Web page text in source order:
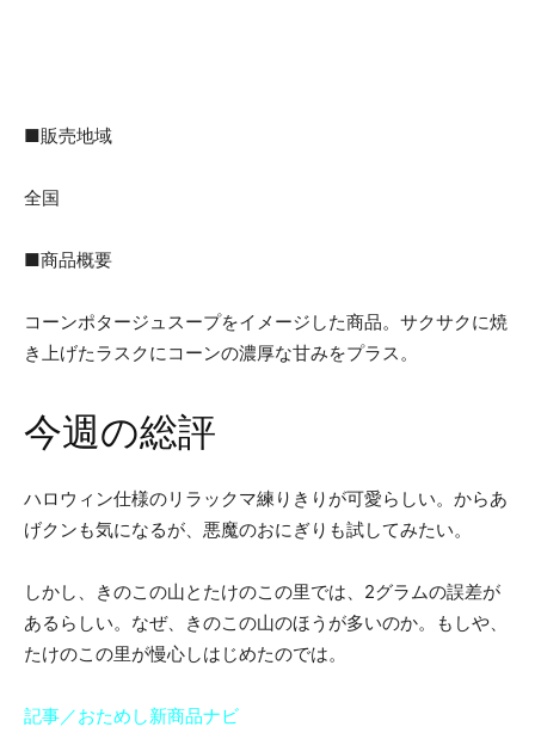
■販売地域
全国
■商品概要
コーンポタージュスープをイメージした商品。サクサクに焼
き上げたラスクにコーンの濃厚な甘みをプラス。
今週の総評
ハロウィン仕様のリラックマ練りきりが可愛らしい。からあ
げクンも気になるが、悪魔のおにぎりも試してみたい。
しかし、きのこの山とたけのこの里では、2グラムの誤差が
あるらしい。なぜ、きのこの山のほうが多いのか。もしや、
たけのこの里が慢心しはじめたのでは。
記事／おためし新商品ナビ